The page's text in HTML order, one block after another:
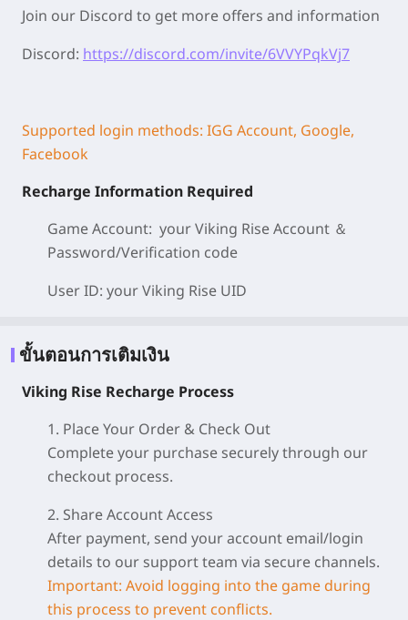
Join our Discord to get more offers and information
Discord: https://discord.com/invite/6VVYPqkVj7
Supported login methods: IGG Account, Google,
Facebook
Recharge Information Required
Game Account: your Viking RiseAccount ＆
Password/Verification code
User ID: your Viking Rise UID
ขั้นตอนการเติมเงิน
Viking Rise Recharge Process
1. Place Your Order & Check Out
Complete your purchase securely through our
checkout process.
2. Share Account Access
After payment, send your account email/login
details to our support team via secure channels.
Important: Avoid logging into the game during
this process to prevent conflicts.